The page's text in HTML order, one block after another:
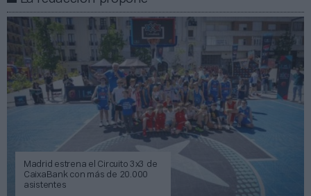
Madrid estrena el Circuito 3x3 de
CaixaBank con más de 20.000
asistentes